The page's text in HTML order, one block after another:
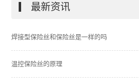
最新资讯
焊接型保险丝和保险丝是一样的吗
温控保险丝的原理